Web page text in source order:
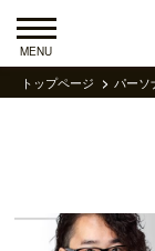
MENU
トップページ パーソ